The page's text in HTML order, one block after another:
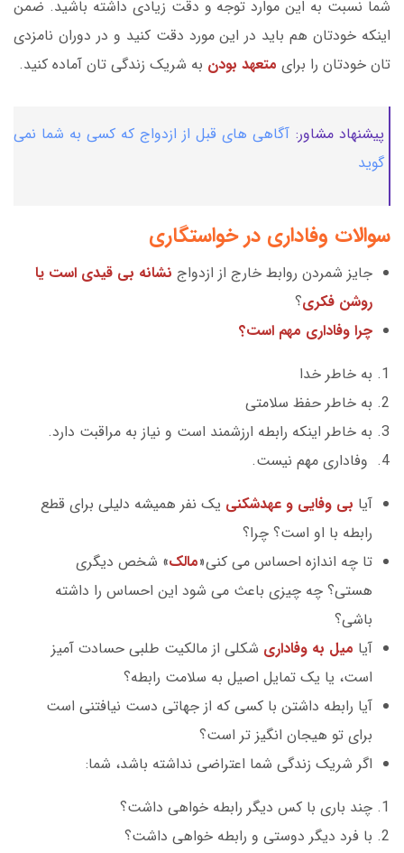
شما نسبت به این موارد توجه و دقت زیادی داشته باشید. ضمن
اینکه خودتان هم باید در این مورد دقت کنید و در دوران نامزدی
تان خودتان را برای متعهد بودن به شریک زندگی تان آماده کنید.
پیشنهاد مشاور: آگاهی های قبل از ازدواج که کسی به شما نمی
گوید
سوالات وفاداری در خواستگاری
جایز شمردن روابط خارج از ازدواج نشانه بی قیدی است یا
روشن فکری؟
چرا وفاداری مهم است؟
به خاطر خدا
به خاطر حفظ سلامتی
به خاطر اینکه رابطه ارزشمند است و نیاز به مراقبت دارد.
وفاداری مهم نیست.
آیا بی وفایی و عهدشکنی یک نفر همیشه دلیلی برای قطع
رابطه با او است؟ چرا؟
تا چه اندازه احساس می کنی«مالک» شخص دیگری
هستی؟ چه چیزی باعث می شود این احساس را داشته
باشی؟
آیا میل به وفاداری شکلی از مالکیت طلبی حسادت آمیز
است، یا یک تمایل اصیل به سلامت رابطه؟
آیا رابطه داشتن با کسی که از جهاتی دست نیافتنی است
برای تو هیجان انگیز تر است؟
اگر شریک زندگی شما اعتراضی نداشته باشد، شما:
چند باری با کس دیگر رابطه خواهی داشت؟
با فرد دیگر دوستی و رابطه خواهی داشت؟